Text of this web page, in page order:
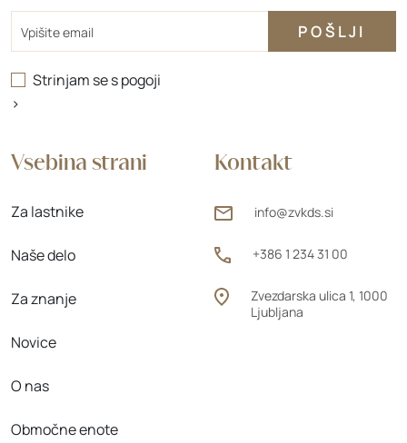
Kontakt
info@zvkds.si
+386 1 234 31 00
Zvezdarska ulica 1, 1000
Ljubljana
Vsebina strani
Za lastnike
Naše delo
Za znanje
Novice
O nas
Območne enote
Strinjam se spogoji
>